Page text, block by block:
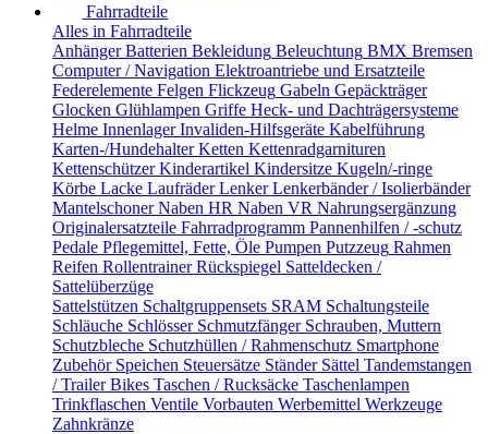
Fahrradteile
Alles in Fahrradteile
Anhänger Batterien Bekleidung Beleuchtung BMX Bremsen
Computer / Navigation Elektroantriebe und Ersatzteile
Federelemente Felgen Flickzeug Gabeln Gepäckträger
Glocken Glühlampen Griffe Heck- und Dachträgersysteme
Helme Innenlager Invaliden-Hilfsgeräte Kabelführung
Karten-/Hundehalter Ketten Kettenradgarnituren
Kettenschützer Kinderartikel Kindersitze Kugeln/-ringe
Körbe Lacke Laufräder Lenker Lenkerbänder / Isolierbänder
Mantelschoner Naben HR Naben VR Nahrungsergänzung
Originalersatzteile Fahrradprogramm Pannenhilfen / -schutz
Pedale Pflegemittel, Fette, Öle Pumpen Putzzeug Rahmen
Reifen Rollentrainer Rückspiegel Satteldecken /
Sattelüberzüge
Sattelstützen Schaltgruppensets SRAM Schaltungsteile
Schläuche Schlösser Schmutzfänger Schrauben, Muttern
Schutzbleche Schutzhüllen / Rahmenschutz Smartphone
Zubehör Speichen Steuersätze Ständer Sättel Tandemstangen
/ Trailer Bikes Taschen / Rucksäcke Taschenlampen
Trinkflaschen Ventile Vorbauten Werbemittel Werkzeuge
Zahnkränze